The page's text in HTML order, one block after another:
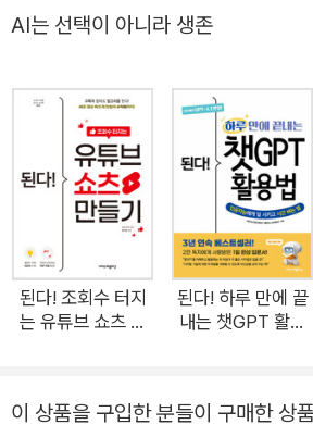
사장 몫. 그러다 어느 날, AI라는 조용한
지 알려줍니다. 무작정 도구를 나열하는
진짜 업무에 AI를 적용해 나가는 실전형
결과로 얻게 되는 건 이런 것들이에요. ✔ 복잡하고 반복되는 일
에서 한발 물러설 자유 ✔ 혼자서도 돌아
불안 대신 루틴이 생기는 리듬감 ✔ 중요
수 있는 여유 AI는 기적을 만들어주지는 않습니다. 하지만 제대로
쓰면, 시간을 벌어주고 무너졌던 실행력
가 됩니다. 이 책은 ‘기술’보다는 ‘지속 가
지금 당신에게 가장 현실적인 해답이 되어
AI는 선택이 아니라 생존
된다! 조회수 터지
는 유튜브 쇼츠 만
된다! 하루 만에 끝
내는 챗GPT 활용
이 상품을 구입한 분들이 구매한 상